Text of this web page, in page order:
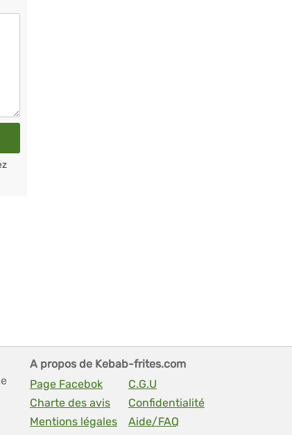
A propos de Kebab-frites.com
Page Facebok
C.G.U
Charte des avis
Confidentialité
Mentions légales
Aide/FAQ